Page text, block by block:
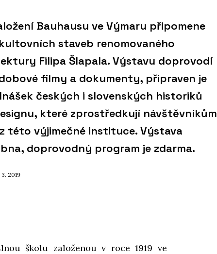
Bauhausu ve Výmaru připomene
staveb renomovaného
Filipa Šlapala. Výstavu doprovodí
filmy a dokumenty, připraven je
českých i slovenských historiků
které zprostředkují návštěvníkům
této výjimečné instituce. Výstava
doprovodný program je zdarma.
3. 2019
školu založenou v roce 1919 ve